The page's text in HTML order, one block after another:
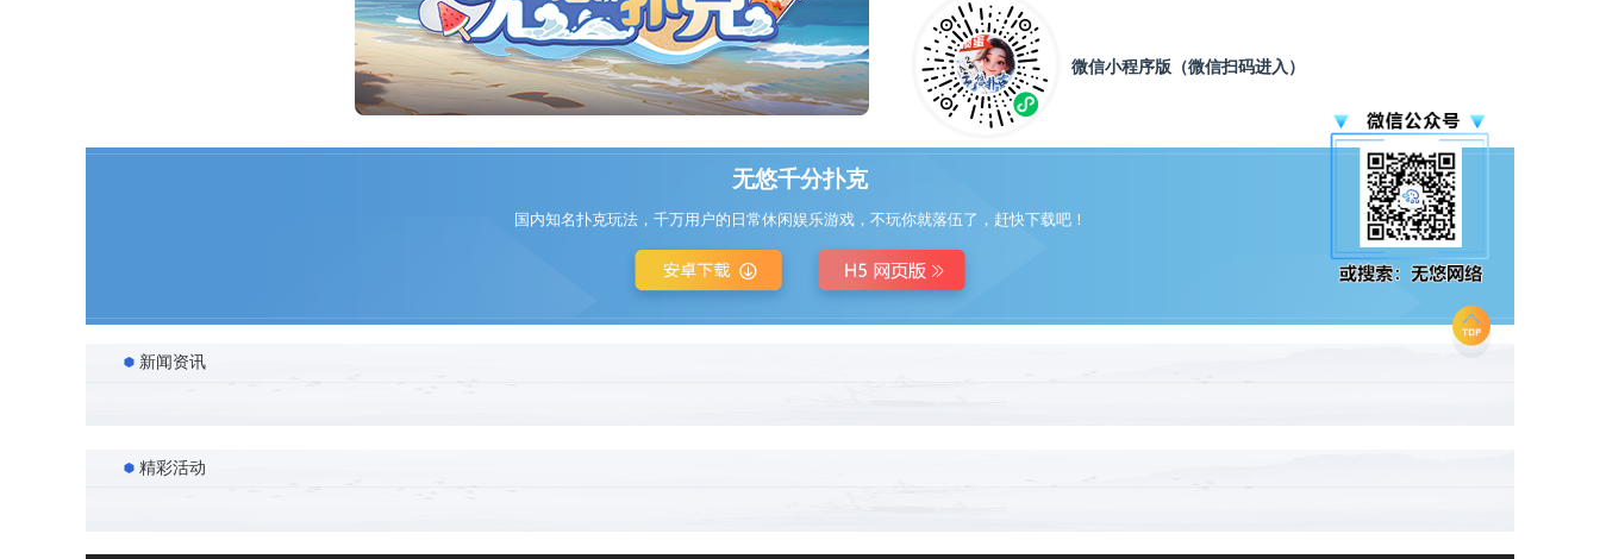
微信小程序版（微信扫码进入）
无悠千分扑克
国内知名扑克玩法，千万用户的日常休闲娱乐游戏，不玩你就落伍了，赶快下载吧！
新闻资讯
精彩活动